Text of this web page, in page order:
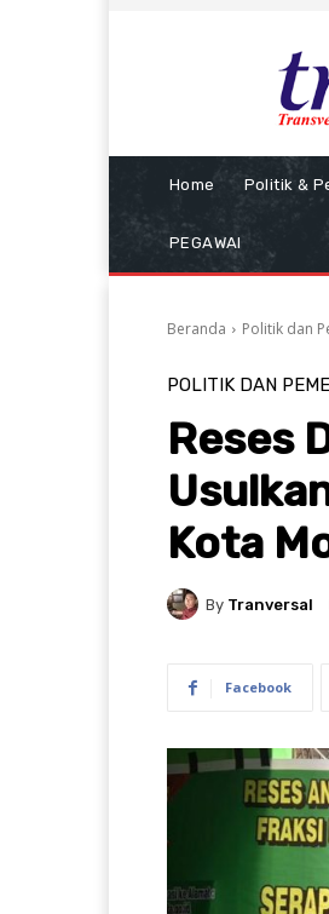
Home Politik &
PEGAWAI
Beranda Politik dan
POLITIK DAN
Reses
Kota
By Tranversal
Facebook